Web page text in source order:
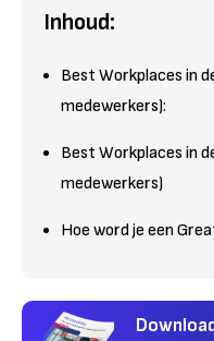
Inhoud:
Best Workplaces in
medewerkers):
Best Workplaces in
medewerkers)
Hoe word je een